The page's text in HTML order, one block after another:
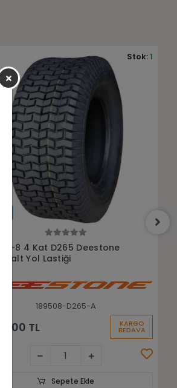
8 Duro Hf247 Atv Arka
18958--HF247
TL KARGO
BEDAVA
Stok:12
Sepete Ekle